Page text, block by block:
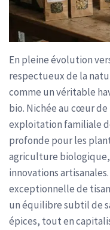
En pleine évolution
respectueux de la
comme un véritable
bio. Nichée au cœur
exploitation familiale
profonde pour les
agriculture
innovations
exceptionnelle de
un équilibre subtil de
épices, tout en